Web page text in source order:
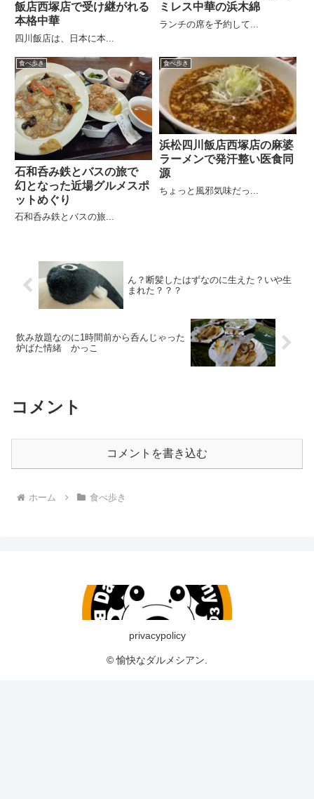
飯店西塚店で受け継がれる
本格中華
四川飯店は、日本に本...
ミレス中華の浜木綿
ランチの席を予約して...
食べ歩き
石和呑み鉄とバスの旅で
幻となった近場グルメスポ
ットめぐり
石和呑み鉄とバスの旅...
食べ歩き
浜松四川飯店西塚店の麻婆
ラーメンで発汗整い医食同
源
ちょっと風邪気味だっ...
ん？断髪したはずなのに生えた？いや生
まれた？？？
飲み放題なのに1時間前から呑んじゃった
炉ばた情緒 かっこ
コメント
コメントを書き込む
ホーム 食べ歩き
privacypolicy
© 愉快なダルメシアン.